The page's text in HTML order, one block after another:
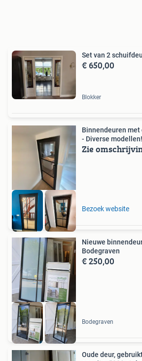
Set van 2
€ 650,00
Blokker
Binnendeuren
- Diverse modellen!
Zie
Bezoek website
Nieuwe
Bodegraven
€ 250,00
Bodegraven
Oude deur,